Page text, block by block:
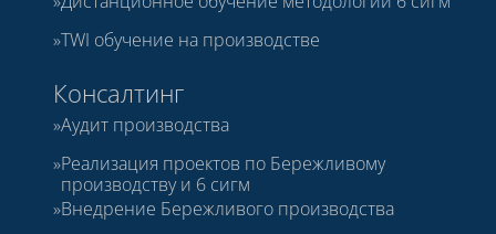
TWI обучение на производстве
Консалтинг
Аудит производства
Реализация проектов по Бережливому
производству и 6 сигм
Внедрение Бережливого производства